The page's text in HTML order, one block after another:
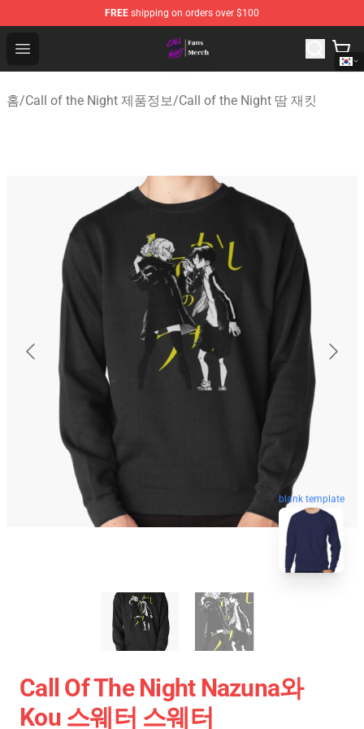
FREE shipping on orders over $100
Open menu
Call of the Night Store - Official Call of the Night
홈/Call of the Night 제품정보/Call of the Night 땀 재킷
blank template
Call Of The Night Nazuna와
Kou 스웨터 스웨터